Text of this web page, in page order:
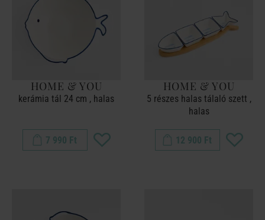
HOME & YOU
kerámia tál 24 cm , halas
7 990 Ft
HOME & YOU
5 részes halas tálaló szett ,
halas
12 900 Ft